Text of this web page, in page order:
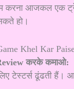
करना आजकल एक
हो।
करके कमाओ:
टेस्टर्स ढूंढती हैं।